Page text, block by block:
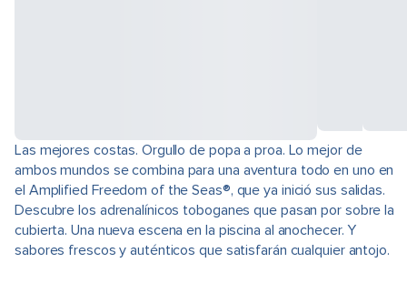
Las mejores costas. Orgullo de popa a proa. Lo mejor de
ambos mundos se combina para una aventura todo en uno en
el Amplified Freedom of the Seas®, que ya inició sus salidas.
Descubre los adrenalínicos toboganes que pasan por sobre la
cubierta. Una nueva escena en la piscina al anochecer. Y
sabores frescos y auténticos que satisfarán cualquier antojo.